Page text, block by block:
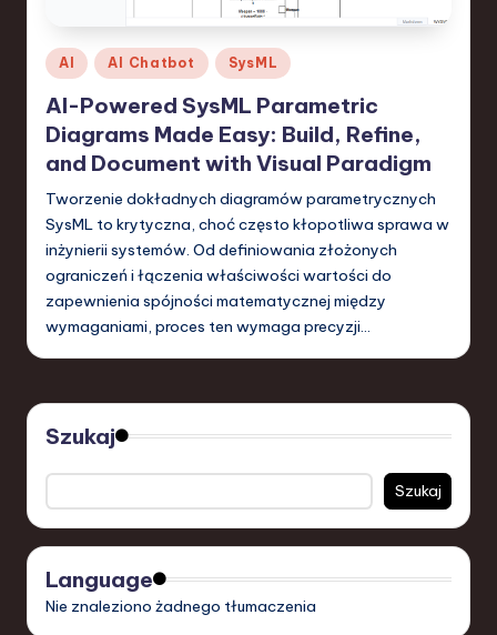
Posted
in
AI AI Chatbot SysML
AI-Powered SysML Parametric
Diagrams Made Easy: Build, Refine,
and Document with Visual Paradigm
Tworzenie dokładnych diagramów parametrycznych
SysML to krytyczna, choć często kłopotliwa sprawa w
inżynierii systemów. Od definiowania złożonych
ograniczeń i łączenia właściwości wartości do
zapewnienia spójności matematycznej między
wymaganiami, proces ten wymaga precyzji…
Szukaj
Szukaj
Language
Nie znaleziono żadnego tłumaczenia